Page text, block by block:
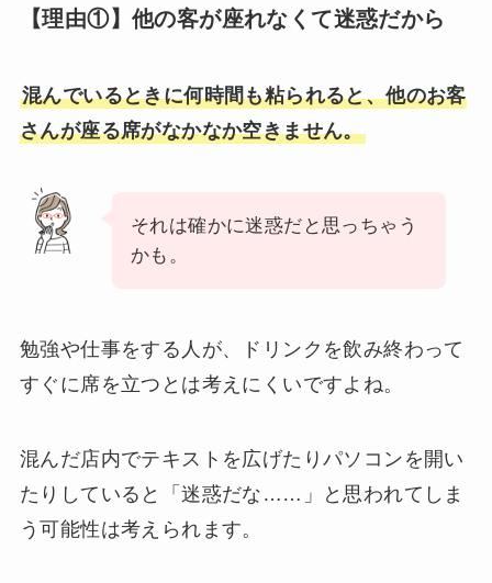
【理由①】他の客が座れなくて迷惑だから
混んでいるときに何時間も粘られると、他のお客
さんが座る席がなかなか空きません。
それは確かに迷惑だと思っちゃう
かも。
勉強や仕事をする人が、ドリンクを飲み終わって
すぐに席を立つとは考えにくいですよね。
混んだ店内でテキストを広げたりパソコンを開い
たりしていると「迷惑だな……」と思われてしま
う可能性は考えられます。